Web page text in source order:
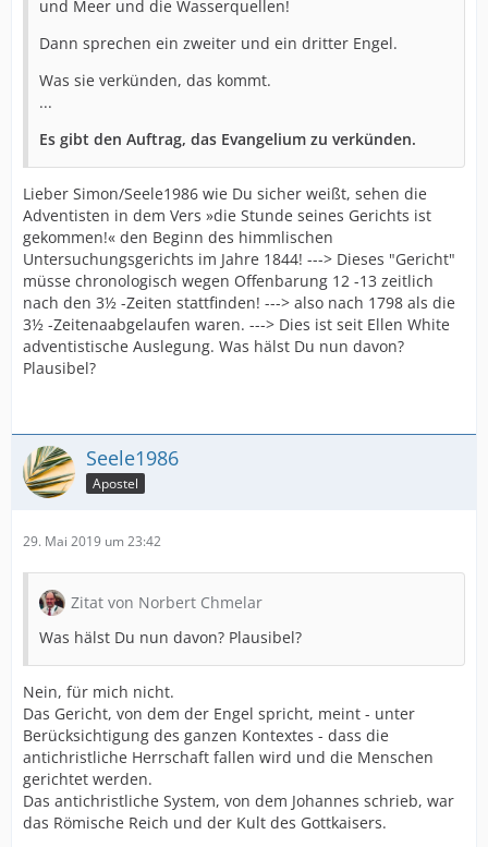
und Meer und die Wasserquellen!
Dann sprechen ein zweiter und ein dritter Engel.
Was sie verkünden, das kommt.
...
Es gibt den Auftrag, das Evangelium zu verkünden.
Lieber Simon/Seele1986 wie Du sicher weißt, sehen die
Adventisten in dem Vers »die Stunde seines Gerichts ist
gekommen!« den Beginn des himmlischen
Untersuchungsgerichts im Jahre 1844! ---> Dieses "Gericht"
müsse chronologisch wegen Offenbarung 12 -13 zeitlich
nach den 3½ -Zeiten stattfinden! ---> also nach 1798 als die
3½ -Zeitenaabgelaufen waren. ---> Dies ist seit Ellen White
adventistische Auslegung. Was hälst Du nun davon?
Plausibel?
Seele1986
Apostel
29. Mai 2019 um 23:42
Zitat von Norbert Chmelar
Was hälst Du nun davon? Plausibel?
Nein, für mich nicht.
Das Gericht, von dem der Engel spricht, meint - unter
Berücksichtigung des ganzen Kontextes - dass die
antichristliche Herrschaft fallen wird und die Menschen
gerichtet werden.
Das antichristliche System, von dem Johannes schrieb, war
das Römische Reich und der Kult des Gottkaisers.